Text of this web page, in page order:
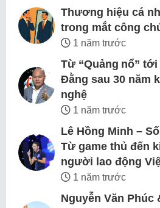
Thương hiệu cá
trong mắt công
1 năm trước
Từ “Quảng nổ”
Đằng sau 30 năm
nghệ
1 năm trước
Lê Hồng Minh –
Từ game thủ đến
người lao động
1 năm trước
Nguyễn Văn Phúc